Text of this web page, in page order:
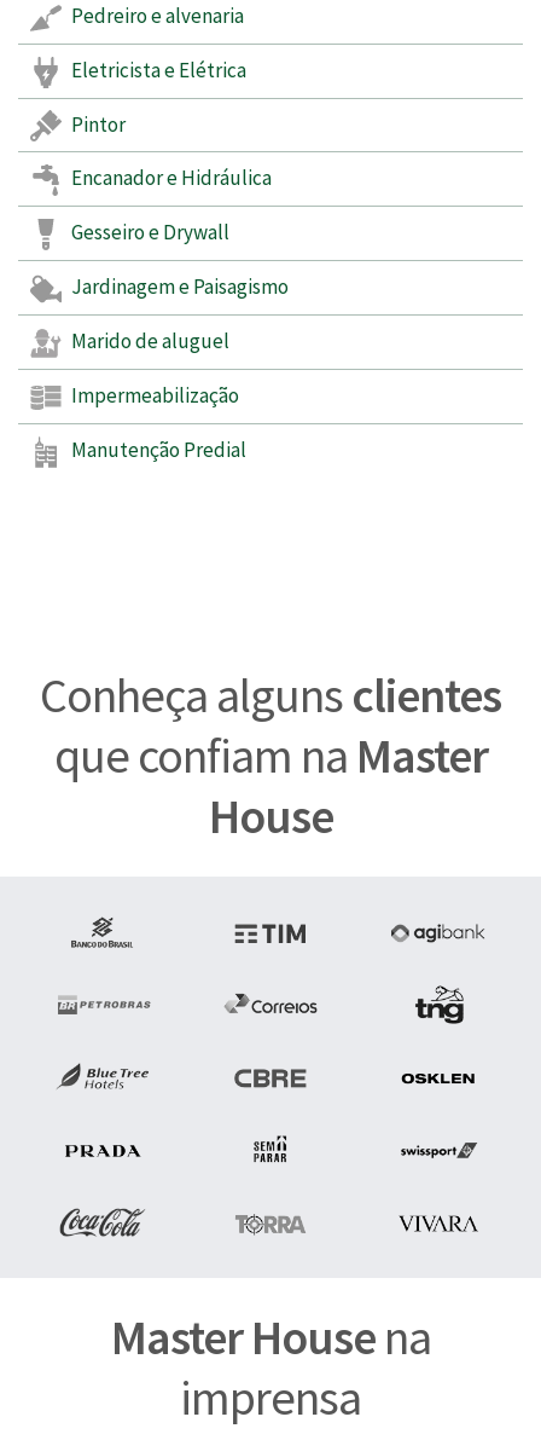
Pedreiro e alvenaria
Eletricista e Elétrica
Pintor
Encanador e Hidráulica
Gesseiro e Drywall
Jardinagem e Paisagismo
Marido de aluguel
Impermeabilização
Manutenção Predial
Conheça algunsclientes
que confiam na Master
House
Master Housena
imprensa